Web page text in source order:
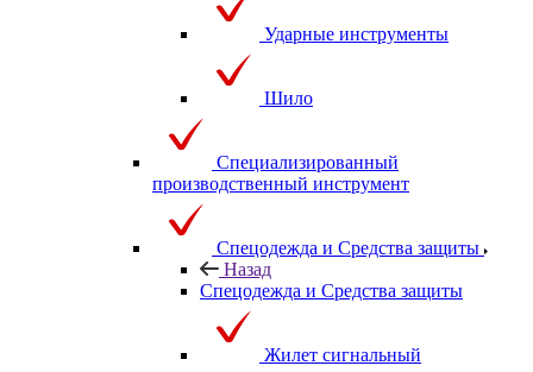
Ударные инструменты
Шило
Специализированный
производственный инструмент
Спецодежда и Средства защиты
Назад
Спецодежда и Средства защиты
Жилет сигнальный